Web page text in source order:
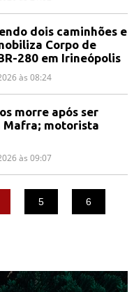
dois caminhões e
Corpo de
280 em Irineópolis
às 08:24
morre após ser
Mafra; motorista
às 09:07
5 6